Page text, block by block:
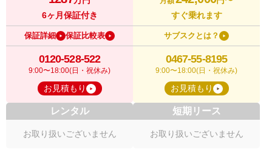
6ヶ月保証付き
保証詳細 保証比較表
0120-528-522
9:00〜18:00(日・祝休み)
お見積もり
すぐ乗れます
サブスクとは？
0467-55-8195
9:00〜18:00(日・祝休み)
お見積もり
レンタル
お取り扱いございません
短期リース
お取り扱いございません